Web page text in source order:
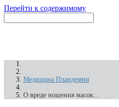
Перейти к содержимому
Медицина Пландемии
О вреде ношения масок...